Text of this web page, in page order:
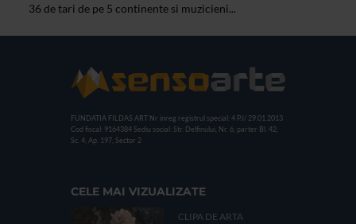
36 de tari de pe 5 continente si muzicieni...
FUNDATIA FILDAS ART Nr inreg registrul special: 4 PJ/ 29.01.2013
Cod fiscal: 9164384 Sediu social: Str. Delfinului, Nr. 6, parter Bl. 42,
Sc. 4, Ap. 197, Sector 2
CELE MAI VIZUALIZATE
CLIPA DE ARTA